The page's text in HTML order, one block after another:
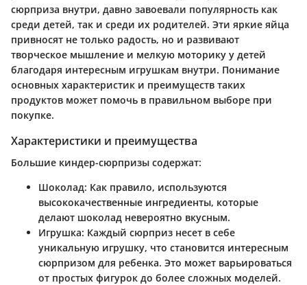
сюрприза внутри, давно завоевали популярность как
среди детей, так и среди их родителей. Эти яркие яйца
привносят не только радость, но и развивают
творческое мышление и мелкую моторику у детей
благодаря интересным игрушкам внутри. Понимание
основных характеристик и преимуществ таких
продуктов может помочь в правильном выборе при
покупке.
Характеристики и преимущества
Большие киндер-сюрпризы содержат:
Шоколад: Как правило, используются
высококачественные ингредиенты, которые
делают шоколад невероятно вкусным.
Игрушка: Каждый сюрприз несет в себе
уникальную игрушку, что становится интересным
сюрпризом для ребенка. Это может варьироваться
от простых фигурок до более сложных моделей.